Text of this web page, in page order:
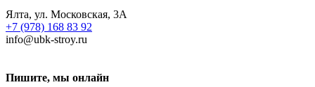
Ялта, ул. Московская, 3А
+7 (978) 168 83 92
info@ubk-stroy.ru
Пишите, мы онлайн